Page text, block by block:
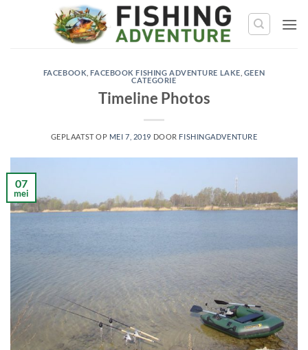
FACEBOOK ,FACEBOOK FISHING ADVENTURE LAKE GEEN
CATEGORIE
Timeline Photos
GEPLAATST OP MEI 7, 2019 DOOR FISHINGADVENTURE
07
mei